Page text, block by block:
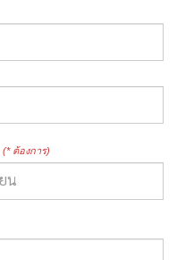
(* ต้องการ)